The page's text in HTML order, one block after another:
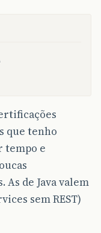
que tenho
tempo e
de Java valem
sem REST)